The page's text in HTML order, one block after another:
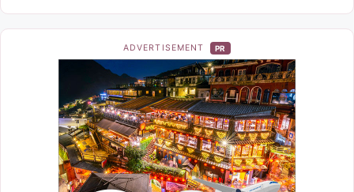
ADVERTISEMENT PR